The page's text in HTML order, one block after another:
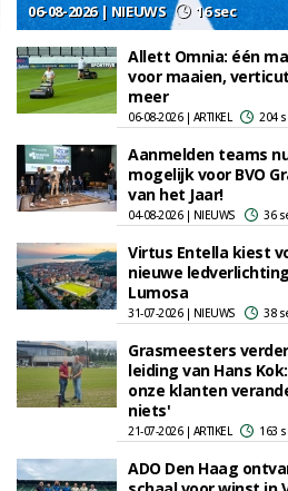
06-08-2026 | NIEUWS 16 sec
Allett Omnia: één
voor maaien,
meer
06-08-2026 | ARTIKEL 204
Aanmelden teams
mogelijk voor BVO
van het Jaar!
04-08-2026 | NIEUWS 36
Virtus Entella kiest
nieuwe
Lumosa
31-07-2026 | NIEUWS 38
Grasmeesters
leiding van Hans
onze klanten
niets'
21-07-2026 | ARTIKEL 163
ADO Den Haag